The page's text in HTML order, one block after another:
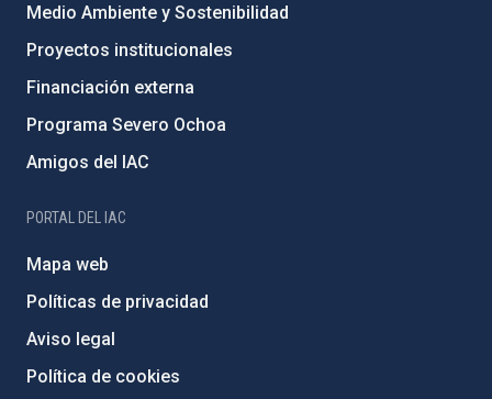
Medio Ambiente y Sostenibilidad
Proyectos institucionales
Financiación externa
Programa Severo Ochoa
Amigos del IAC
PORTAL DEL IAC
Mapa web
Políticas de privacidad
Aviso legal
Política de cookies